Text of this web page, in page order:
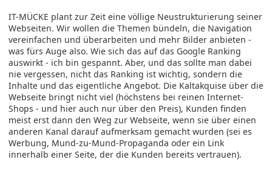
IT-MÜCKE plant zur Zeit eine völlige Neustrukturierung seiner
Webseiten. Wir wollen die Themen bündeln, die Navigation
vereinfachen und überarbeiten und mehr Bilder anbieten -
was fürs Auge also. Wie sich das auf das Google Ranking
auswirkt - ich bin gespannt. Aber, und das sollte man dabei
nie vergessen, nicht das Ranking ist wichtig, sondern die
Inhalte und das eigentliche Angebot. Die Kaltakquise über die
Webseite bringt nicht viel (höchstens bei reinen Internet-
Shops - und hier auch nur über den Preis), Kunden finden
meist erst dann den Weg zur Webseite, wenn sie über einen
anderen Kanal darauf aufmerksam gemacht wurden (sei es
Werbung, Mund-zu-Mund-Propaganda oder ein Link
innerhalb einer Seite, der die Kunden bereits vertrauen).